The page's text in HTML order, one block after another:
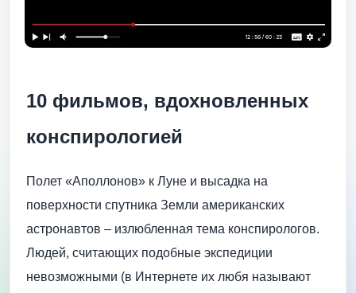
10 фильмов, вдохновленных
конспирологией
Полет «Аполлонов» к Луне и высадка на
поверхности спутника Земли американских
астронавтов – излюбленная тема конспирологов.
Людей, считающих подобные экспедиции
невозможными (в Интернете их любя называют